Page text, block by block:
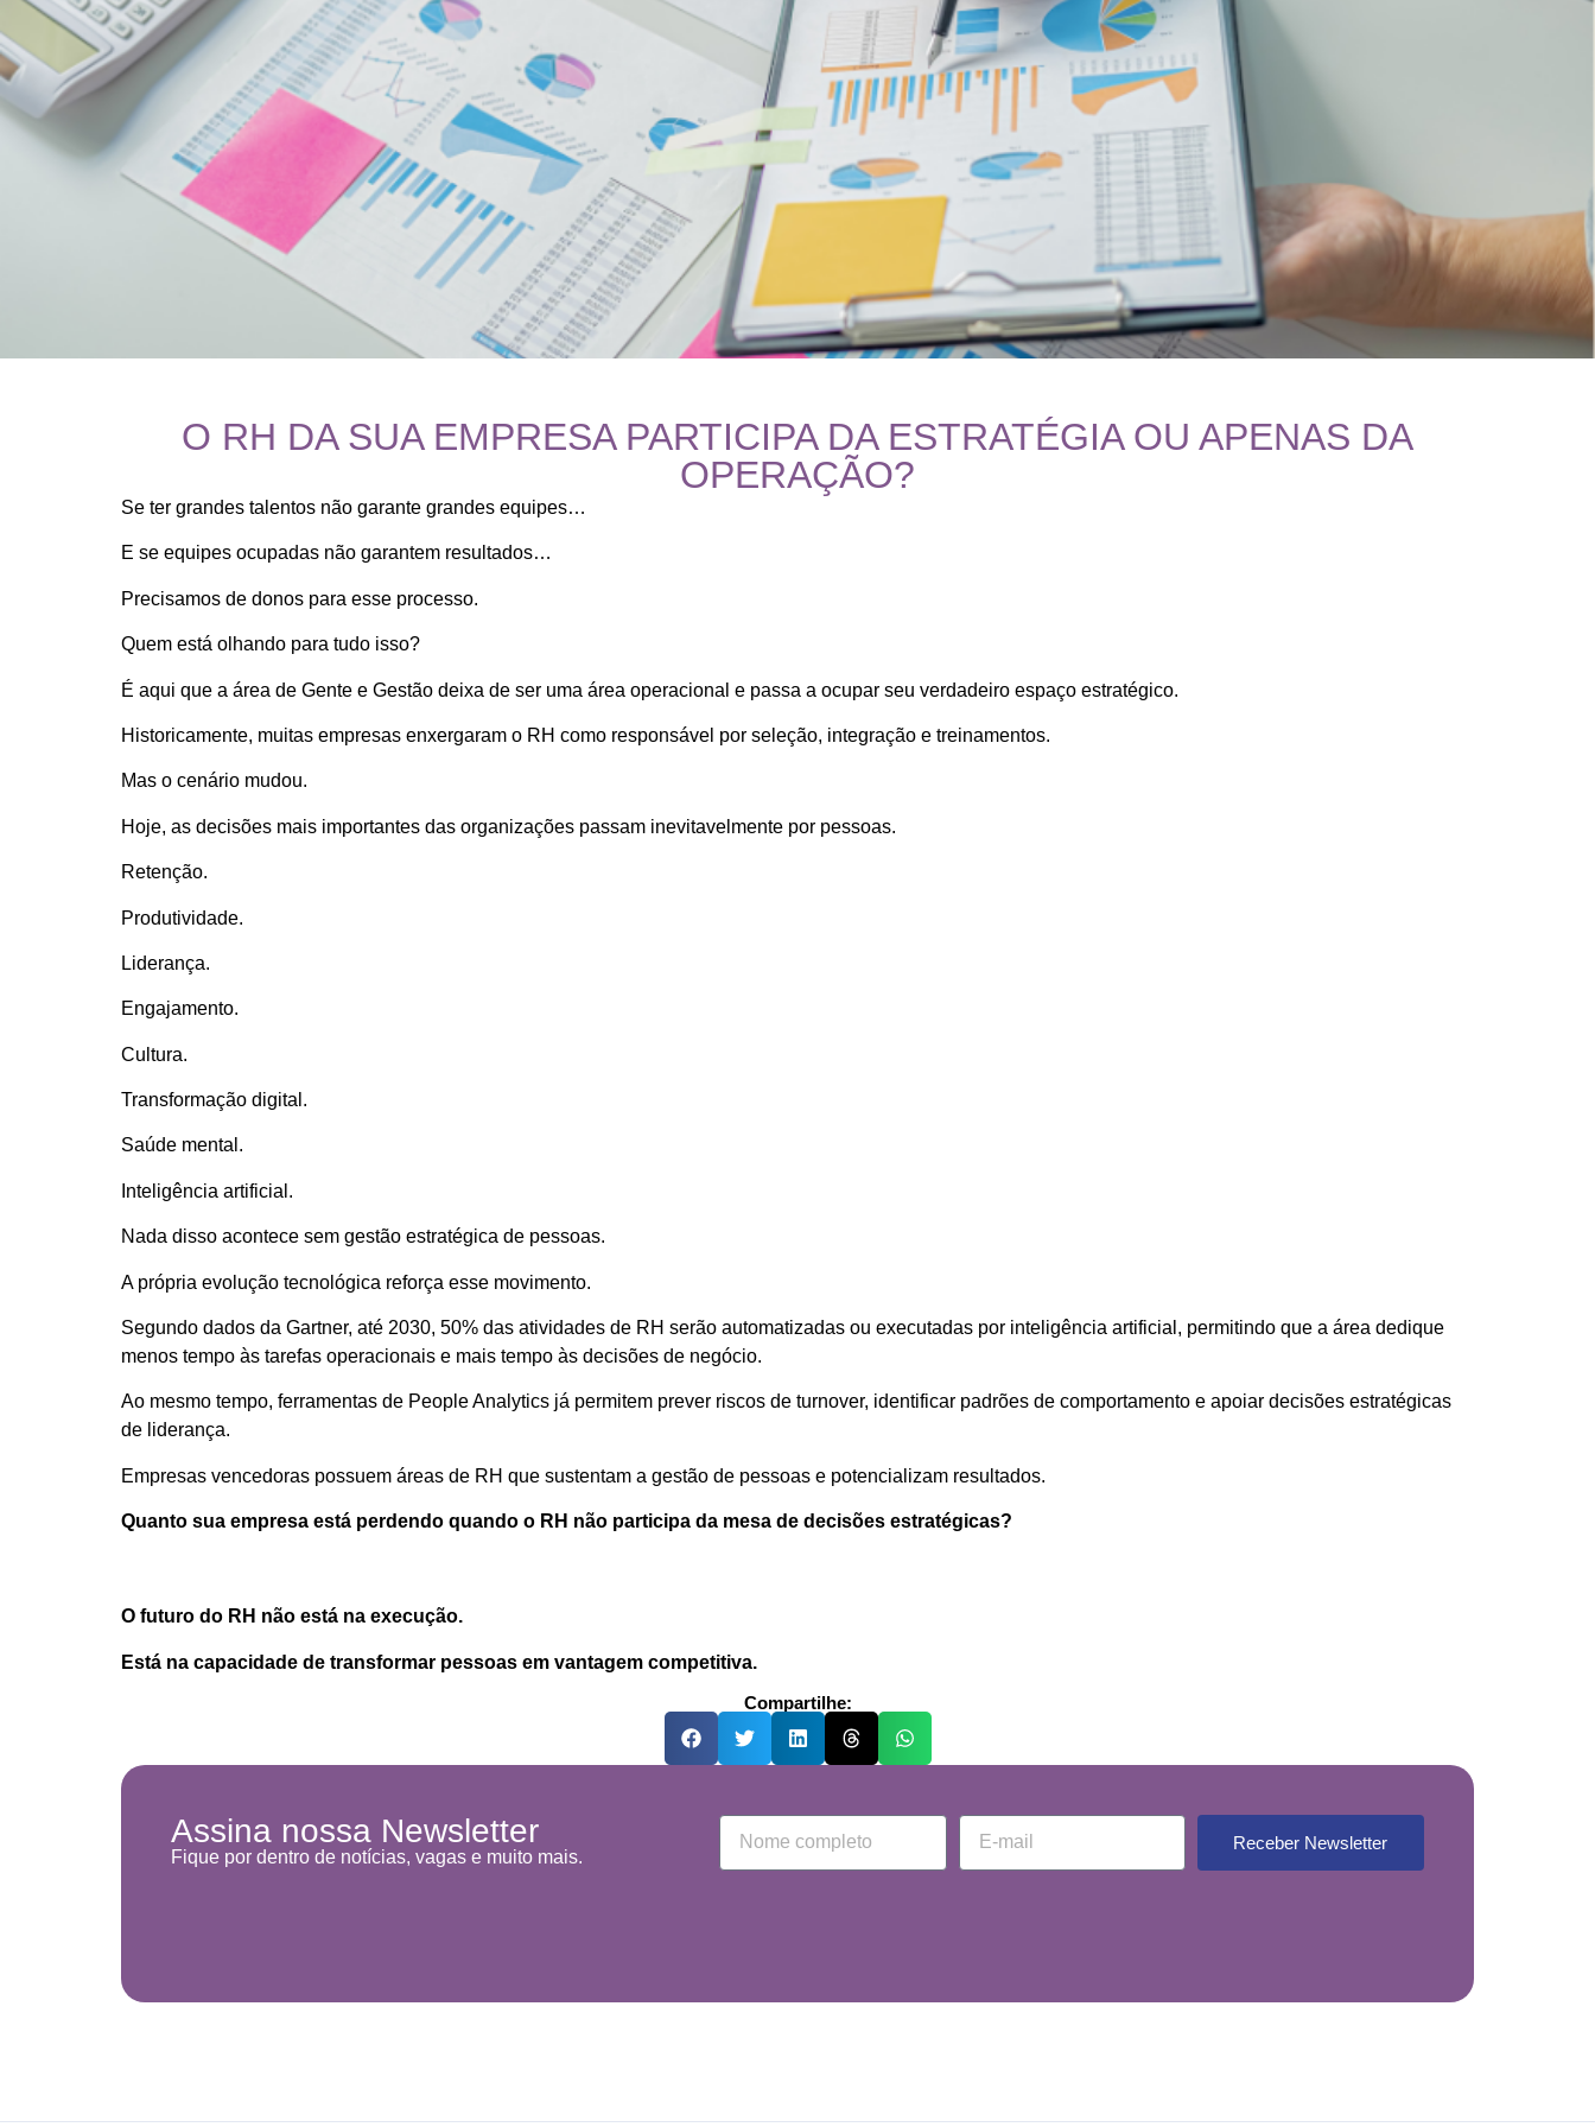
O RH DA SUA EMPRESA PARTICIPA DA ESTRATÉGIA OU APENAS DA
OPERAÇÃO?
Se ter grandes talentos não garante grandes equipes…
E se equipes ocupadas não garantem resultados…
Precisamos de donos para esse processo.
Quem está olhando para tudo isso?
É aqui que a área de Gente e Gestão deixa de ser uma área operacional e passa a ocupar seu verdadeiro espaço estratégico.
Historicamente, muitas empresas enxergaram o RH como responsável por seleção, integração e treinamentos.
Mas o cenário mudou.
Hoje, as decisões mais importantes das organizações passam inevitavelmente por pessoas.
Retenção.
Produtividade.
Liderança.
Engajamento.
Cultura.
Transformação digital.
Saúde mental.
Inteligência artificial.
Nada disso acontece sem gestão estratégica de pessoas.
A própria evolução tecnológica reforça esse movimento.
Segundo dados da Gartner, até 2030, 50% das atividades de RH serão automatizadas ou executadas por inteligência artificial, permitindo que a área dedique
menos tempo às tarefas operacionais e mais tempo às decisões de negócio.
Ao mesmo tempo, ferramentas de People Analytics já permitem prever riscos de turnover, identificar padrões de comportamento e apoiar decisões estratégicas
de liderança.
Empresas vencedoras possuem áreas de RH que sustentam a gestão de pessoas e potencializam resultados.
Quanto sua empresa está perdendo quando o RH não participa da mesa de decisões estratégicas?
O futuro do RH não está na execução.
Está na capacidade de transformar pessoas em vantagem competitiva.
Compartilhe:
Assina nossa Newsletter
Fique por dentro de notícias, vagas e muito mais.
Receber Newsletter